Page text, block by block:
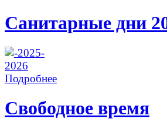
Санитарные дни
Подробнее
Свободное время